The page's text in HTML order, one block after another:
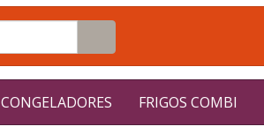
CONGELADORES FRIGOS COMBI